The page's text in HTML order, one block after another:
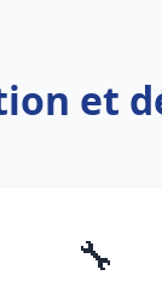
et
🔧